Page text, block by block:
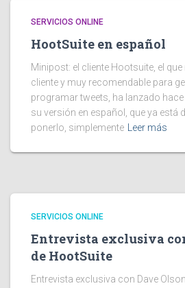
SERVICIOS ONLINE
HootSuite en español
Minipost: el cliente Hootsuite, el
cliente y muy recomendable para
programar tweets, ha lanzado
su versión en español, que ya está
ponerlo, simplemente
Leer más
SERVICIOS ONLINE
Entrevista exclusiva
de HootSuite
Entrevista exclusiva con Dave